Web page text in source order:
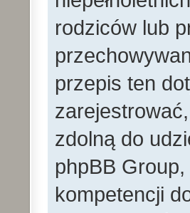
rodziców lub
przepis ten
zdolną do
phpBB
kompetencji